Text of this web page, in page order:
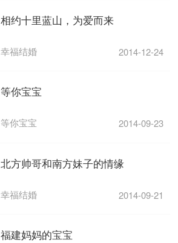
相约十里蓝山，为爱而来
幸福结婚 2014-12-24
等你宝宝
等你宝宝 2014-09-23
北方帅哥和南方妹子的情缘
幸福结婚 2014-09-21
福建妈妈的宝宝